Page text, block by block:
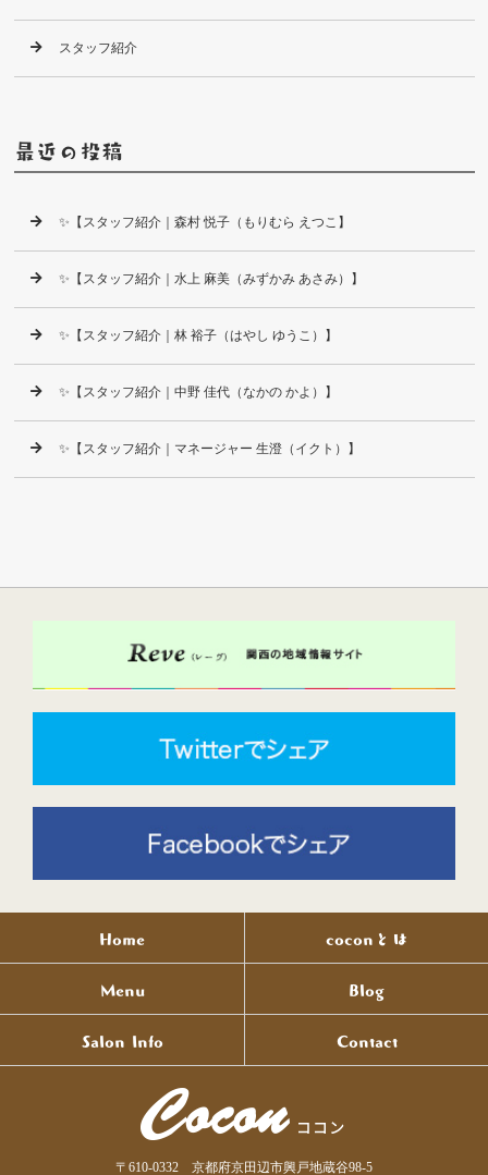
スタッフ紹介
最近の投稿
✨【スタッフ紹介｜森村 悦子（もりむら えつこ】
✨【スタッフ紹介｜水上 麻美（みずかみ あさみ）】
✨【スタッフ紹介｜林 裕子（はやし ゆうこ）】
✨【スタッフ紹介｜中野 佳代（なかの かよ）】
✨【スタッフ紹介｜マネージャー 生澄（イクト）】
Home coconとは
Menu Blog
Salon Info Contact
〒610-0332 京都府京田辺市興戸地蔵谷98-5